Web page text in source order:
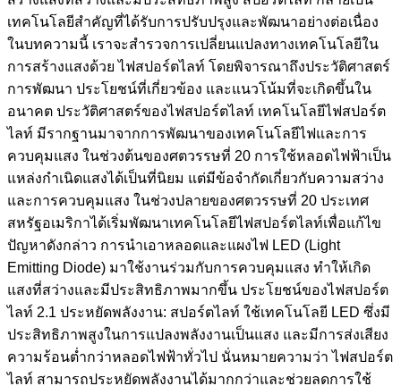
เทคโนโลยีสำคัญที่ได้รับการปรับปรุงและพัฒนาอย่างต่อเนื่อง
ในบทความนี้ เราจะสำรวจการเปลี่ยนแปลงทางเทคโนโลยีใน
การสร้างแสงด้วย ไฟสปอร์ตไลท์ โดยพิจารณาถึงประวัติศาสตร์
การพัฒนา ประโยชน์ที่เกี่ยวข้อง และแนวโน้มที่จะเกิดขึ้นใน
อนาคต ประวัติศาสตร์ของไฟสปอร์ตไลท์ เทคโนโลยีไฟสปอร์ต
ไลท์ มีรากฐานมาจากการพัฒนาของเทคโนโลยีไฟและการ
ควบคุมแสง ในช่วงต้นของศตวรรษที่ 20 การใช้หลอดไฟฟ้าเป็น
แหล่งกำเนิดแสงได้เป็นที่นิยม แต่มีข้อจำกัดเกี่ยวกับความสว่าง
และการควบคุมแสง ในช่วงปลายของศตวรรษที่ 20 ประเทศ
สหรัฐอเมริกาได้เริ่มพัฒนาเทคโนโลยีไฟสปอร์ตไลท์เพื่อแก้ไข
ปัญหาดังกล่าว การนำเอาหลอดและแผงไฟ LED (Light
Emitting Diode) มาใช้งานร่วมกับการควบคุมแสง ทำให้เกิด
แสงที่สว่างและมีประสิทธิภาพมากขึ้น ประโยชน์ของไฟสปอร์ต
ไลท์ 2.1 ประหยัดพลังงาน: สปอร์ตไลท์ ใช้เทคโนโลยี LED ซึ่งมี
ประสิทธิภาพสูงในการแปลงพลังงานเป็นแสง และมีการส่งเสียง
ความร้อนต่ำกว่าหลอดไฟฟ้าทั่วไป นั่นหมายความว่า ไฟสปอร์ต
ไลท์ สามารถประหยัดพลังงานได้มากกว่าและช่วยลดการใช้